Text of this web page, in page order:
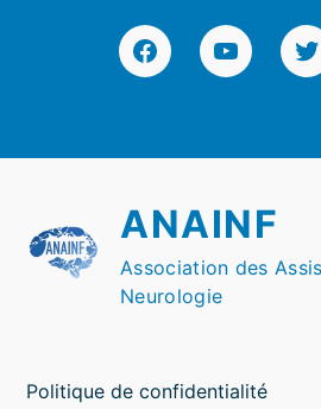
FacebookYouTube
ANAINF
Association des
Neurologie
Politique de confidentialité